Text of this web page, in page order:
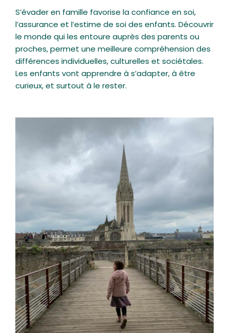
S’évader en famille favorise la confiance en soi,
l’assurance et l’estime de soi des enfants. Découvrir
le monde qui les entoure auprès des parents ou
proches, permet une meilleure compréhension des
différences individuelles, culturelles et sociétales.
Les enfants vont apprendre à s’adapter, à être
curieux, et surtout à le rester.